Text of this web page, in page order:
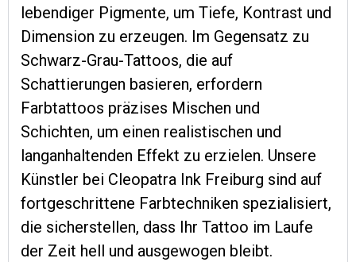
lebendiger Pigmente, um Tiefe, Kontrast und
Dimension zu erzeugen. Im Gegensatz zu
Schwarz-Grau-Tattoos, die auf
Schattierungen basieren, erfordern
Farbtattoos präzises Mischen und
Schichten, um einen realistischen und
langanhaltenden Effekt zu erzielen. Unsere
Künstler bei Cleopatra Ink Freiburg sind auf
fortgeschrittene Farbtechniken spezialisiert,
die sicherstellen, dass Ihr Tattoo im Laufe
der Zeit hell und ausgewogen bleibt.